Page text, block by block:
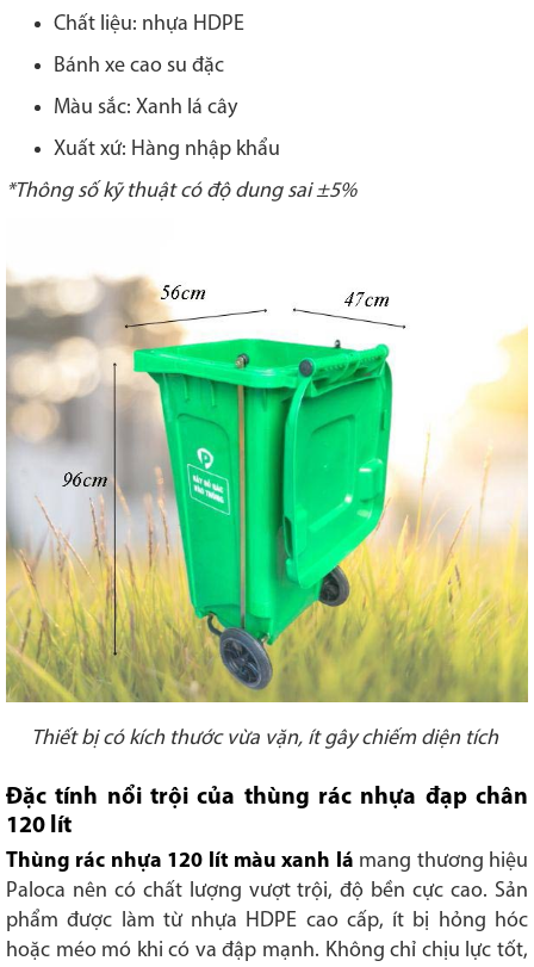
Chất liệu: nhựa HDPE
Bánh xe cao su đặc
Màu sắc: Xanh lá cây
Xuất xứ: Hàng nhập khẩu
*Thông số kỹ thuật có độ dung sai ±5%
Thiết bị có kích thước vừa vặn, ít gây chiếm diện tích
Đặc tính nổi trội của thùng rác nhựa đạp chân
120 lít
Thùng rác nhựa 120 lít màu xanh lá mang thương hiệu
Paloca nên có chất lượng vượt trội, độ bền cực cao. Sản
phẩm được làm từ nhựa HDPE cao cấp, ít bị hỏng hóc
hoặc méo mó khi có va đập mạnh. Không chỉ chịu lực tốt,